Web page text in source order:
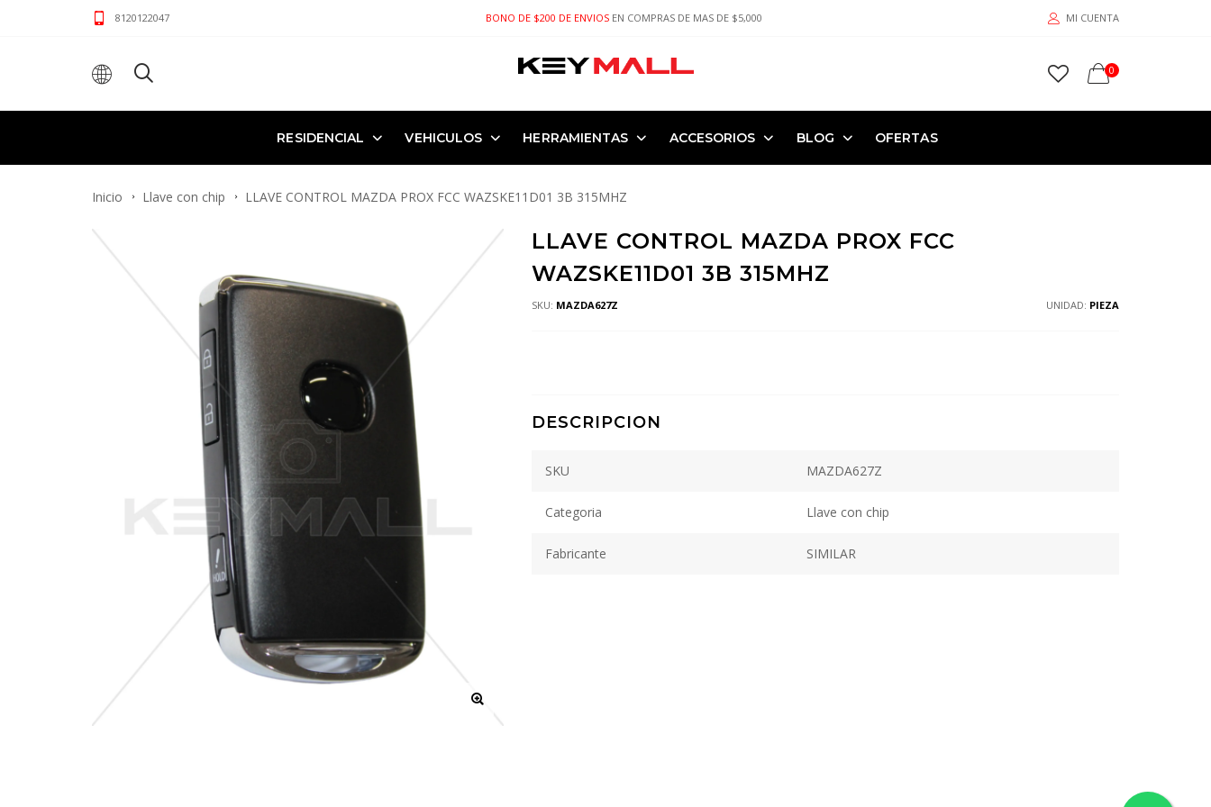
8120122047 BONO DE $200 DE ENVIOS EN COMPRAS DE MAS DE $5,000 MI CUENTA
0
RESIDENCIAL VEHICULOS HERRAMIENTAS ACCESORIOS BLOG OFERTAS
Inicio Llave con chip LLAVE CONTROL MAZDA PROX FCC WAZSKE11D01 3B 315MHZ
LLAVE CONTROL MAZDA PROX FCC
WAZSKE11D01 3B 315MHZ
SKU: MAZDA627Z UNIDAD: PIEZA
DESCRIPCION
SKU MAZDA627Z
Categoria Llave con chip
Fabricante SIMILAR